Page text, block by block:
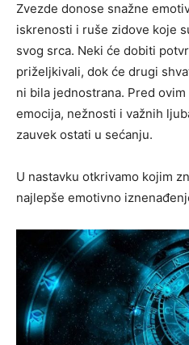
Zvezde donose snažne
iskrenosti i ruše zidove koje
svog srca. Neki će dobiti
priželjkivali, dok će drugi
ni bila jednostrana. Pred
emocija, nežnosti i važnih
zauvek ostati u sećanju.
U nastavku otkrivamo kojim
najlepše emotivno